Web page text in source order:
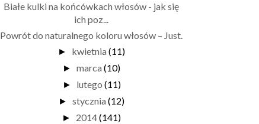
Białe kulki na końcówkach włosów - jak się
ich poz...
Powrót do naturalnego koloru włosów – Just.
► kwietnia (11)
► marca (10)
► lutego (11)
► stycznia (12)
► 2014(141)